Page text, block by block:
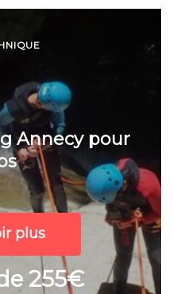
Annecy pour
plus
255€